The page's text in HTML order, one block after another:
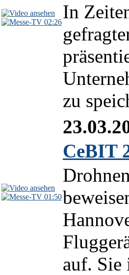
02:26In
zu
01:50
CeBIT
auf. Sie